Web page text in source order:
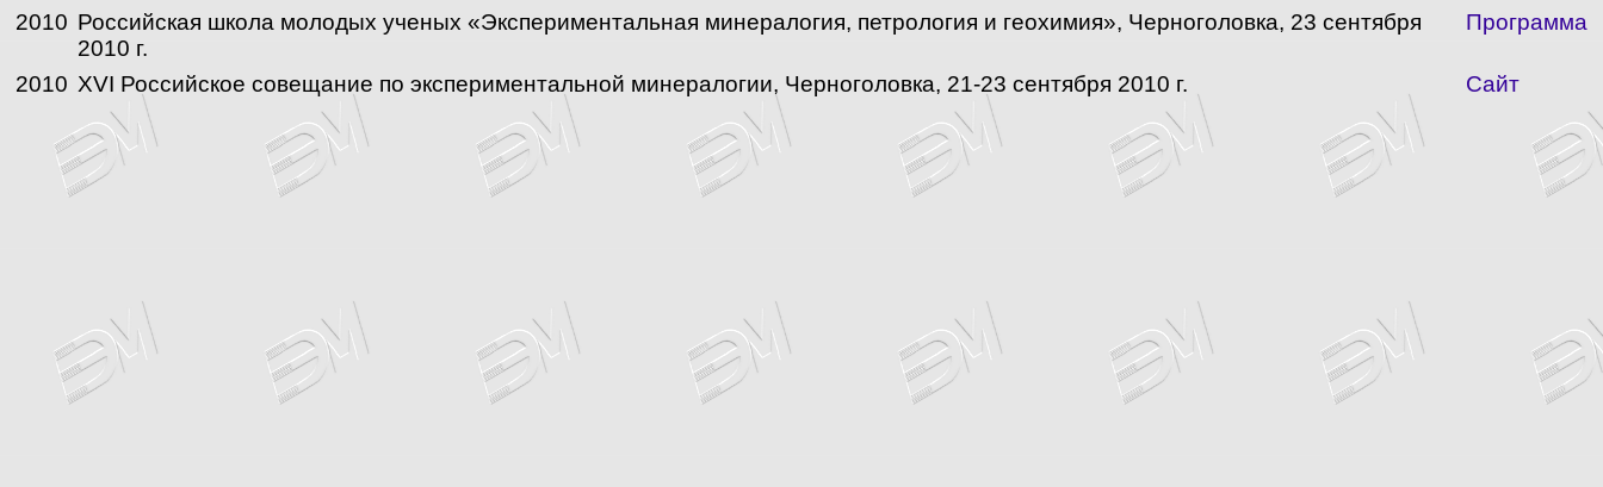
2010 Российская школа молодых ученых «Экспериментальная минералогия, петрология и геохимия», Черноголовка, 23 сентября
2010 г.
Программа
2010 XVI Российское совещание по экспериментальной минералогии, Черноголовка, 21-23 сентября 2010 г. Сайт